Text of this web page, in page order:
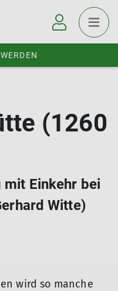
(1260
mit Einkehr bei
Witte)
wird so manche